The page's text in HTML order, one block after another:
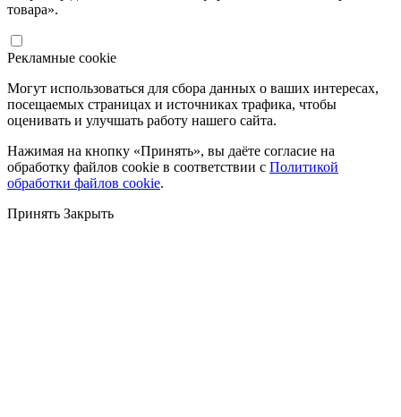
товара».
Рекламные cookie
Могут использоваться для сбора данных о ваших интересах,
посещаемых страницах и источниках трафика, чтобы
оценивать и улучшать работу нашего сайта.
Нажимая на кнопку «Принять», вы даёте согласие на
обработку файлов cookie в соответствии с Политикой
обработки файлов cookie.
Принять Закрыть